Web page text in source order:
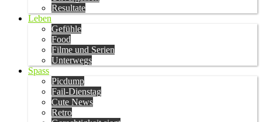
Resultate
Leben
Gefühle
Food
Filme und Serien
Unterwegs
Spass
Picdump
Fail-Dienstag
Cute News
Retro